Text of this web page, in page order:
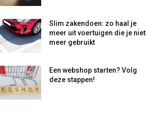
Slim zakendoen: zo haal je
meer uit voertuigen die je niet
meer gebruikt
Een webshop starten? Volg
deze stappen!